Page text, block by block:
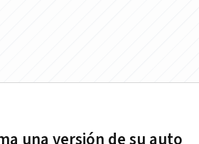
una versión de su auto